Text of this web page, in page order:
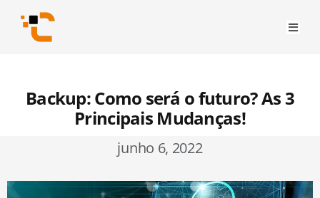
Backup: Como será o futuro? As 3
Principais Mudanças!
junho 6, 2022